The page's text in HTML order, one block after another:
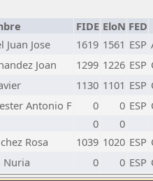
FIDE EloN FED
Juan Jose 1619 1561 ESP
Joan 1299 1226 ESP
1130 1101 ESP
Antonio F 0 0 ESP
0
0
Rosa 1039 1020 ESP
Nuria 0 0 ESP